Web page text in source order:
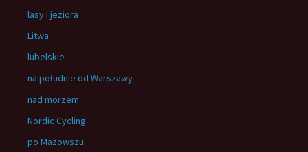
lasy i jeziora
Litwa
lubelskie
na południe od Warszawy
nad morzem
Nordic Cycling
po Mazowszu